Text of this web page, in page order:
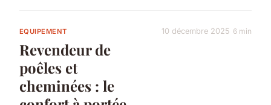
EQUIPEMENT
Revendeur de
poêles et
cheminées : le
10 décembre 2025 6 min